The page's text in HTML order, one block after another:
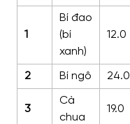
1
Bí đao
(bí
xanh)
12.0
2 Bí ngô 24.0
3
Cà
chua
19.0